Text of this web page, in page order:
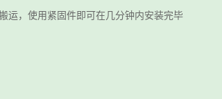
运，使用紧固件即可在几分钟内安装完毕